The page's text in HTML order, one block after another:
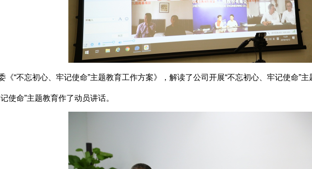
“不忘初心、牢记使命”主题教育工作方案》，解读了公司开展“不忘初心、牢记使命”
使命”主题教育作了动员讲话。